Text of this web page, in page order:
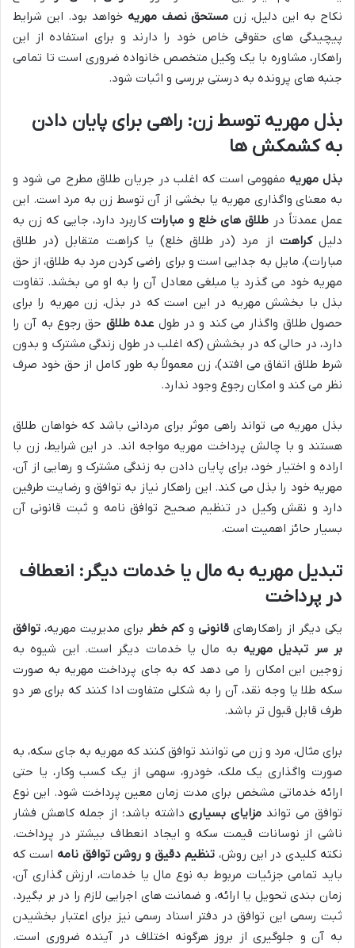
نکاح به این دلیل، زن مستحق نصف مهریه خواهد بود. این شرایط
پیچیدگی های حقوقی خاص خود را دارند و برای استفاده از این
راهکار، مشاوره با یک وکیل متخصص خانواده ضروری است تا تمامی
جنبه های پرونده به درستی بررسی و اثبات شود.
بذل مهریه توسط زن: راهی برای پایان دادن
به کشمکش ها
بذل مهریه مفهومی است که اغلب در جریان طلاق مطرح می شود و
به معنای واگذاری مهریه یا بخشی از آن توسط زن به مرد است. این
عمل عمدتاً در طلاق های خلع و مبارات کاربرد دارد، جایی که زن به
دلیلکراهت از مرد (در طلاق خلع) یا کراهت متقابل (در طلاق
مبارات)، مایل به جدایی است و برای راضی کردن مرد به طلاق، از حق
مهریه خود می گذرد یا مبلغی معادل آن را به او می بخشد. تفاوت
بذل با بخشش مهریه در این است که در بذل، زن مهریه را برای
حصول طلاق واگذار می کند و در طول عده طلاق حق رجوع به آن را
دارد، در حالی که در بخشش (که اغلب در طول زندگی مشترک و بدون
شرط طلاق اتفاق می افتد)، زن معمولاً به طور کامل از حق خود صرف
نظر می کند و امکان رجوع وجود ندارد.
بذل مهریه می تواند راهی موثر برای مردانی باشد که خواهان طلاق
هستند و با چالش پرداخت مهریه مواجه اند. در این شرایط، زن با
اراده و اختیار خود، برای پایان دادن به زندگی مشترک و رهایی از آن،
مهریه خود را بذل می کند. این راهکار نیاز به توافق و رضایت طرفین
دارد و نقش وکیل در تنظیم صحیح توافق نامه و ثبت قانونی آن
بسیار حائز اهمیت است.
تبدیل مهریه به مال یا خدمات دیگر: انعطاف
در پرداخت
یکی دیگر از راهکارهایقانونی وکم خطر برای مدیریت مهریه، توافق
بر سر تبدیل مهریه به مال یا خدمات دیگر است. این شیوه به
زوجین این امکان را می دهد که به جای پرداخت مهریه به صورت
سکه طلا یا وجه نقد، آن را به شکلی متفاوت ادا کنند که برای هر دو
طرف قابل قبول تر باشد.
برای مثال، مرد و زن می توانند توافق کنند که مهریه به جای سکه، به
صورت واگذاری یک ملک، خودرو، سهمی از یک کسب وکار، یا حتی
ارائه خدماتی مشخص برای مدت زمان معین پرداخت شود. این نوع
توافق می تواند مزایای بسیاریداشته باشد؛ از جمله کاهش فشار
ناشی از نوسانات قیمت سکه و ایجاد انعطاف بیشتر در پرداخت.
نکته کلیدی در این روش،تنظیم دقیق و روشن توافق نامه است که
باید تمامی جزئیات مربوط به نوع مال یا خدمات، ارزش گذاری آن،
زمان بندی تحویل یا ارائه، و ضمانت های اجرایی لازم را در بر بگیرد.
ثبت رسمی این توافق در دفتر اسناد رسمی نیز برای اعتبار بخشیدن
به آن و جلوگیری از بروز هرگونه اختلاف در آینده ضروری است.